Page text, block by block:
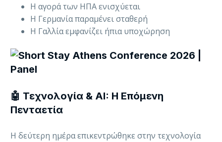
Η αγορά των ΗΠΑ ενισχύεται
Η Γερμανία παραμένει σταθερή
Η Γαλλία εμφανίζει ήπια υποχώρηση
🤖 Τεχνολογία & AI: Η Επόμενη
Πενταετία
Η δεύτερη ημέρα επικεντρώθηκε στην τεχνολογία